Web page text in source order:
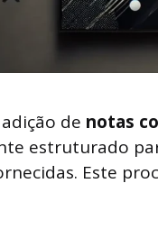
de notas
estruturado
Este